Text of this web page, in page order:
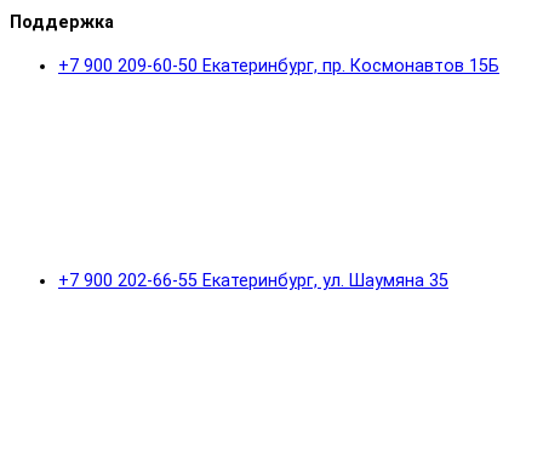
Поддержка
+7 900 209-60-50 Екатеринбург, пр. Космонавтов 15Б
+7 900 202-66-55 Екатеринбург, ул. Шаумяна 35